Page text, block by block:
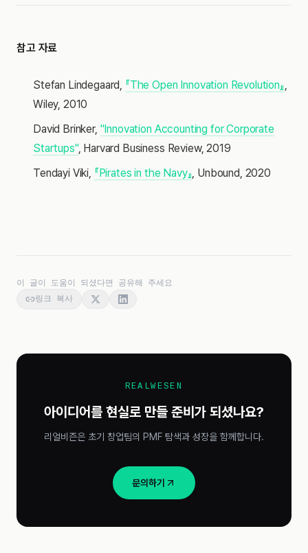
참고 자료
Stefan Lindegaard, 『The Open Innovation Revolution』
Wiley, 2010
David Brinker, "Innovation Accounting for Corporate
Startups", Harvard Business Review, 2019
Tendayi Viki, 『Pirates in the Navy』 , Unbound, 2020
이 글이 도움이 되셨다면 공유해 주세요
링크 복사
REALWESEN
아이디어를 현실로 만들 준비가 되셨나요?
리얼비즌은 초기 창업팀의 PMF 탐색과 성장을 함께합니다.
문의하기